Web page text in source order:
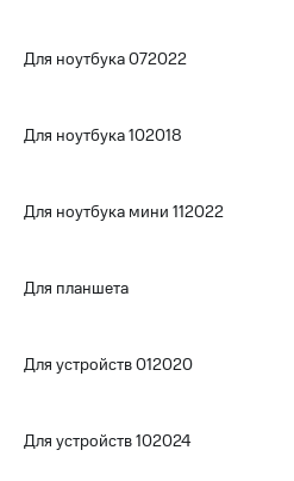
товары
Для ноутбука 072022
Для ноутбука 102018
Для ноутбука мини 112022
Для планшета
Для устройств 012020
Для устройств 102024